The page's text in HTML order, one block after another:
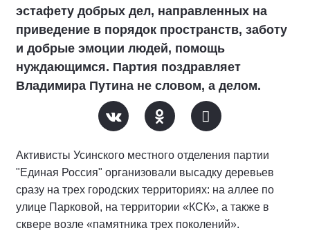
эстафету добрых дел, направленных на
приведение в порядок пространств, заботу
и добрые эмоции людей, помощь
нуждающимся. Партия поздравляет
Владимира Путина не словом, а делом.
Активисты Усинского местного отделения партии
"Единая Россия" организовали высадку деревьев
сразу на трех городских территориях: на аллее по
улице Парковой, на территории «КСК», а также в
сквере возле «памятника трех поколений».